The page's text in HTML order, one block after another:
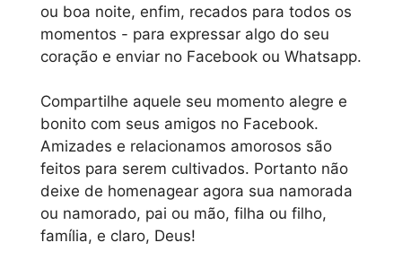
ou boa noite, enfim, recados para todos os
momentos - para expressar algo do seu
coração e enviar no Facebook ou Whatsapp.
Compartilhe aquele seu momento alegre e
bonito com seus amigos no Facebook.
Amizades e relacionamos amorosos são
feitos para serem cultivados. Portanto não
deixe de homenagear agora sua namorada
ou namorado, pai ou mão, filha ou filho,
família, e claro, Deus!